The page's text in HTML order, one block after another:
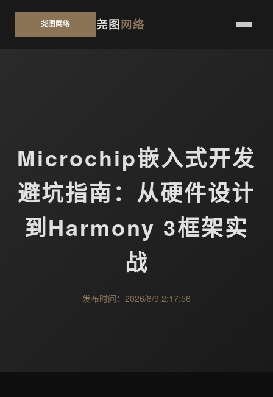
尧图网络
Microchip嵌入式开发
避坑指南：从硬件设计
到Harmony 3框架实
战
发布时间：2026/8/9 2:17:56